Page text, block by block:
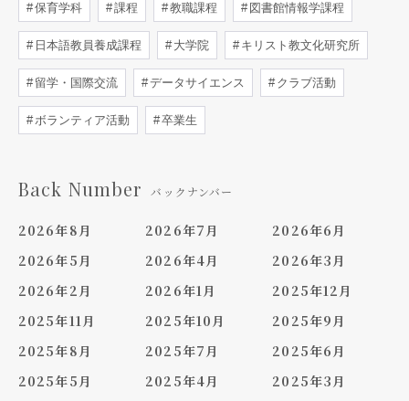
保育学科 課程 教職課程 図書館情報学課程
日本語教員養成課程 大学院 キリスト教文化研究所
留学・国際交流 データサイエンス クラブ活動
ボランティア活動 卒業生
Back Number バックナンバー
2026年8月 2026年7月
2026年6月
2026年5月
2026年4月
2026年3月
2026年2月
2026年1月
2025年12月
2025年11月
2025年10月
2025年9月
2025年8月
2025年7月
2025年6月
2025年5月
2025年4月
2025年3月